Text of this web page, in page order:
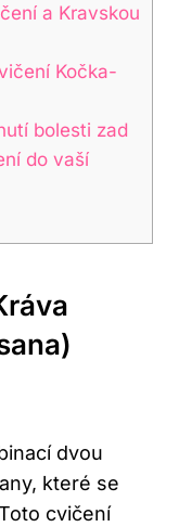
a Kravskou
Kočka-
bolesti zad
​do vaší‍
dvou
které se
cvičení